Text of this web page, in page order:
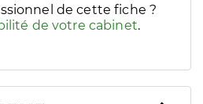
de cette fiche ?
de votre cabinet.